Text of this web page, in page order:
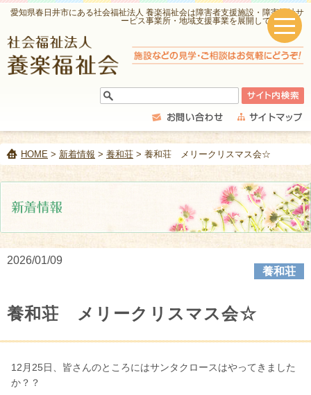
愛知県春日井市にある社会福祉法人 養楽福祉会は障害者支援施設・障害福祉サ
ービス事業所・地域支援事業を展開しています。
HOME > 新着情報 > 養和荘 > 養和荘 メリークリスマス会☆
2026/01/09
養和荘
養和荘 メリークリスマス会☆
12月25日、皆さんのところにはサンタクロースはやってきました
か？？